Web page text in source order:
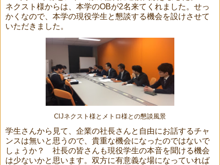
ネクスト様からは、本学のOBが2名来てくれました。せっ
かくなので、本学の現役学生と懇談する機会を設けさせて
いただきました。
CIJネクスト様とメトロ様との懇談風景
学生さんから見て、企業の社長さんと自由にお話するチャ
ンスは無いと思うので、貴重な機会になったのではないで
しょうか？ 社長の皆さんも現役学生の本音を聞ける機会
は少ないかと思います。双方に有意義な場になっていれば